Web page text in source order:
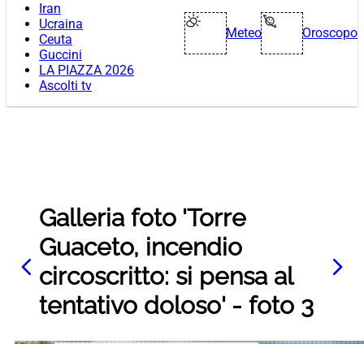
Iran
Ucraina
Ceuta
Guccini
LA PIAZZA 2026
Ascolti tv
Meteo Oroscopo
Galleria foto 'Torre
Guaceto, incendio
circoscritto: si pensa al
tentativo doloso' - foto 3